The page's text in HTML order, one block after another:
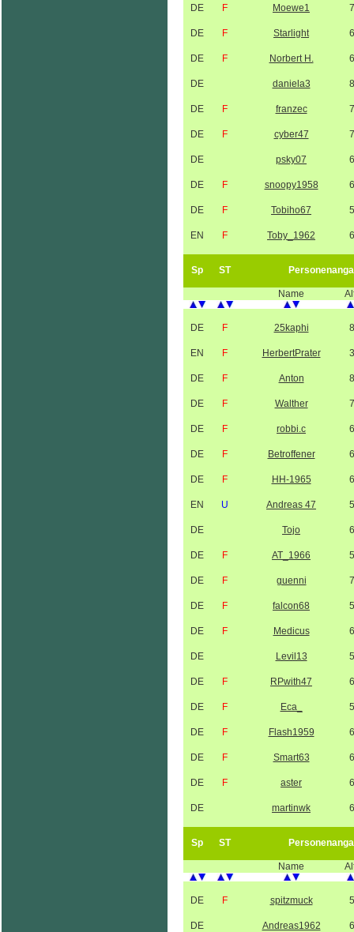
DE F Moewe1
DE F Starlight
DE F Norbert H.
DE daniela3
DE F franzec
DE F cyber47
DE psky07
DE F snoopy1958
DE F Tobiho67
EN F Toby_1962
Sp ST
Name
DE F 25kaphi
EN F HerbertPrater
DE F Anton
DE F Walther
DE F robbi.c
DE F Betroffener
DE F HH-1965
EN U Andreas 47
DE Tojo
DE F AT_1966
DE F guenni
DE F falcon68
DE F Medicus
DE Levil13
DE F RPwith47
DE F Eca_
DE F Flash1959
DE F Smart63
DE F aster
DE martinwk
Sp ST
Name
DE F spitzmuck
DE Andreas1962